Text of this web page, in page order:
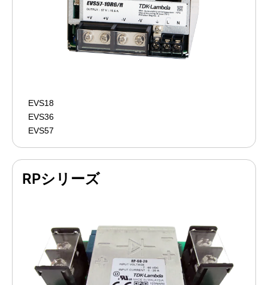
EVS18
EVS36
EVS57
RPシリーズ